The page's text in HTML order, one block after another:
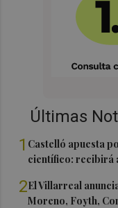
Últimas
1 Castelló apuesta
científico: recibirá
2El Villarreal
Moreno, Foyth,